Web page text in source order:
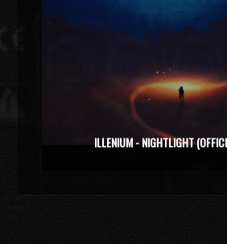
ILLENIUM - NIGHTLIGHT
ZOLI VEKONY X CALIDORA - MINDIG NYÁR